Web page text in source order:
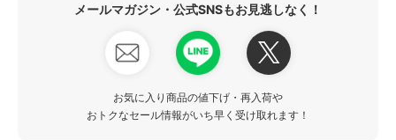
メールマガジン・公式SNSもお見逃しなく！
お気に入り商品の値下げ・再入荷や
おトクなセール情報がいち早く受け取れます！